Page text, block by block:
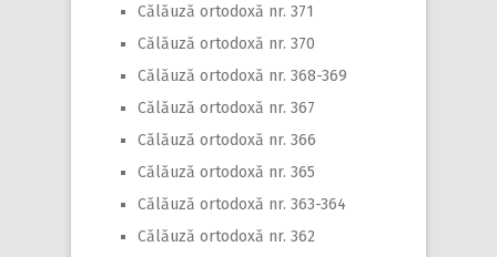
Călăuză ortodoxă nr. 371
Călăuză ortodoxă nr. 370
Călăuză ortodoxă nr. 368-369
Călăuză ortodoxă nr. 367
Călăuză ortodoxă nr. 366
Călăuză ortodoxă nr. 365
Călăuză ortodoxă nr. 363-364
Călăuză ortodoxă nr. 362